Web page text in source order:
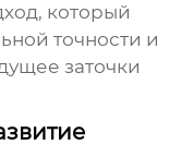
который
точности и
заточки